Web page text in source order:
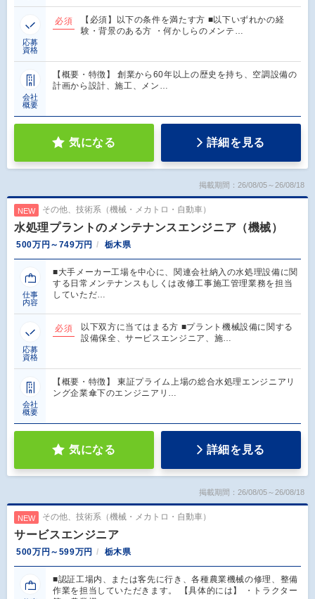
応募
資格
必須
【必須】以下の条件を満たす方 ■以下いずれかの経
験・背景のある方 ・何かしらのメンテ…
会社
概要
【概要・特徴】 創業から60年以上の歴史を持ち、空調設備の
計画から設計、施工、メン…
気になる 詳細を見る
掲載期間：26/08/05～26/08/18
NEW その他、技術系（機械・メカトロ・自動車）
水処理プラントのメンテナンスエンジニア（機械）
500万円～749万円 栃木県
仕事
内容
■大手メーカー工場を中心に、関連会社納入の水処理設備に関
する日常メンテナンスもしくは改修工事施工管理業務を担当
していただ…
応募
資格
必須
以下双方に当てはまる方 ■プラント機械設備に関する
設備保全、サービスエンジニア、施…
会社
概要
【概要・特徴】 東証プライム上場の総合水処理エンジニアリ
ング企業傘下のエンジニアリ…
気になる 詳細を見る
掲載期間：26/08/05～26/08/18
NEW その他、技術系（機械・メカトロ・自動車）
サービスエンジニア
500万円～599万円 栃木県
■認証工場内、または客先に行き、各種農業機械の修理、整備
作業を担当していただきます。 【具体的には】 ・トラクター